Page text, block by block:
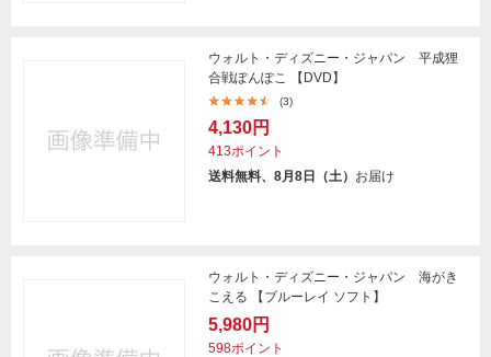
ウォルト・ディズニー・ジャパン 平成狸
合戦ぽんぽこ 【DVD】
(3)
4,130円
413ポイント
送料無料、8月8日（土） お届け
ウォルト・ディズニー・ジャパン 海がき
こえる 【ブルーレイ ソフト】
5,980円
598ポイント